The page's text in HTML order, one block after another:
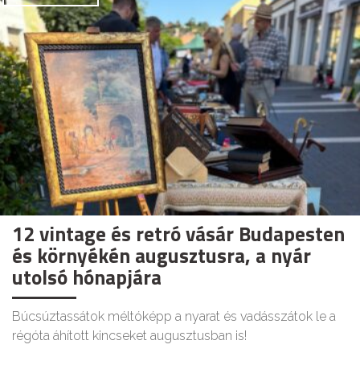
12 vintage és retró vásár Budapesten
és környékén augusztusra, a nyár
utolsó hónapjára
Búcsúztassátok méltóképp a nyarat és vadásszátok le a
régóta áhított kincseket augusztusban is!